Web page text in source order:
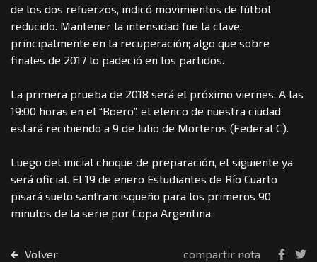
de los dos refuerzos, indicó movimientos de fútbol
reducido. Mantener la intensidad fue la clave,
principalmente en la recuperación; algo que sobre
finales de 2017 lo padeció en los partidos.
La primera prueba de 2018 será el próximo viernes. A las
19:00 horas en el “Boero”, el elenco de nuestra ciudad
estará recibiendo a 9 de Julio de Morteros (Federal C).
Luego del inicial choque de preparación, el siguiente ya
será oficial. El 19 de enero Estudiantes de Río Cuarto
pisará suelo sanfrancisqueño para los primeros 90
minutos de la serie por Copa Argentina.
Volver compartir nota